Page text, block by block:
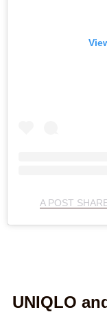
A POST
UNIQLO